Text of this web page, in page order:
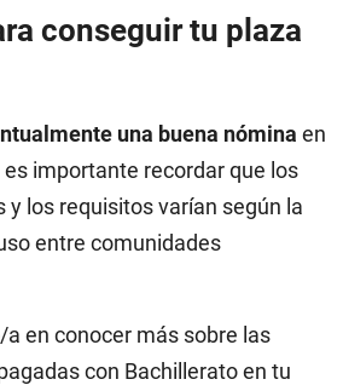
conseguir tu plaza
una buena nómina en
importante recordar que los
los requisitos varían según la
entre comunidades
en conocer más sobre las
con Bachillerato en tu